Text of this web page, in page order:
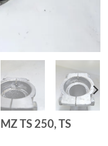
TS 250, TS